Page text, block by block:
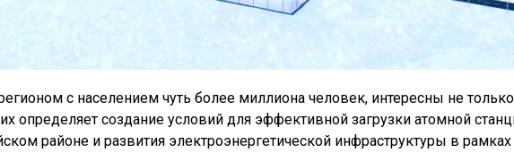
с населением чуть более миллиона человек, интересны не только
определяет создание условий для эффективной загрузки атомной
районе и развития электроэнергетической инфраструктуры в рамках